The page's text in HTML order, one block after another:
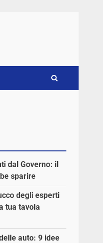
dal Governo: il
sparire
degli esperti
tua tavola
auto: 9 idee